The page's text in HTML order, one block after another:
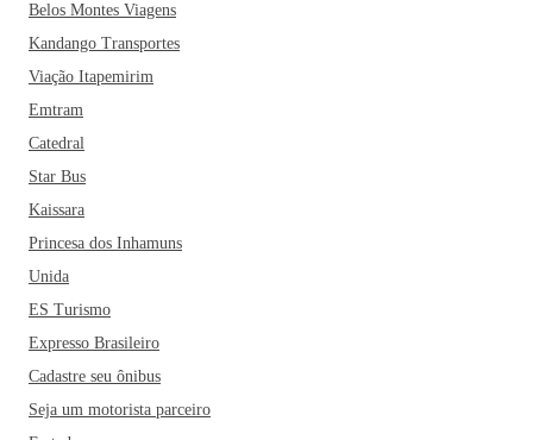
Belos Montes Viagens
Kandango Transportes
Viação Itapemirim
Emtram
Catedral
Star Bus
Kaissara
Princesa dos Inhamuns
Unida
ES Turismo
Expresso Brasileiro
Cadastre seu ônibus
Seja um motorista parceiro